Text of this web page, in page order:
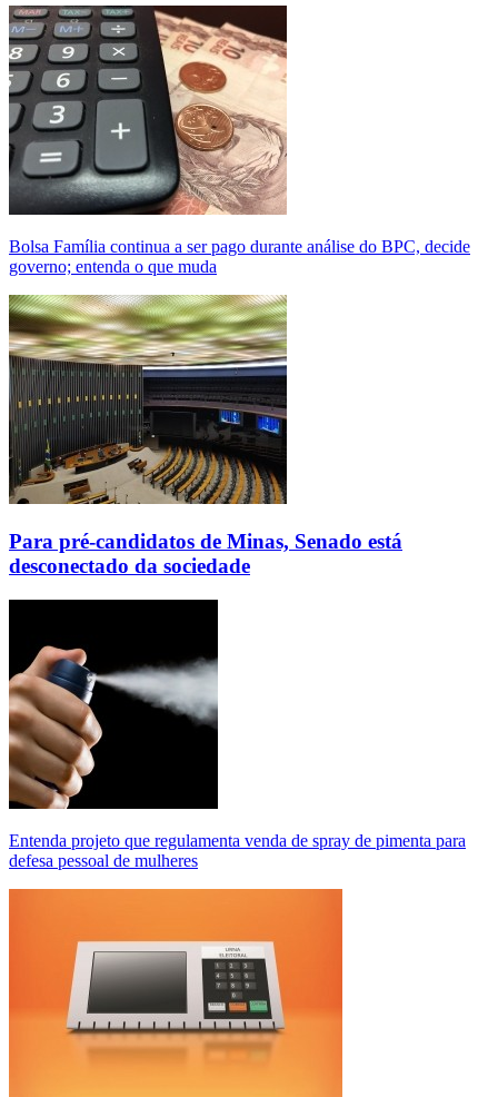
Bolsa Família continua a ser pago durante análise do BPC, decide
governo; entenda o que muda
Para pré-candidatos de Minas, Senado está
desconectado da sociedade
Entenda projeto que regulamenta venda de spray de pimenta para
defesa pessoal de mulheres